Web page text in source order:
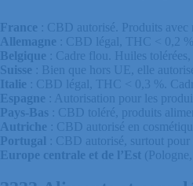
France : CBD autorisé. Produits
Allemagne : CBD légal, THC < 0,2
Belgique : Cadre flou. Huiles
Suisse : Bien que hors UE, elle
Italie : CBD légal, THC < 0,3 %.
Espagne : Autorisation pour les
Pays-Bas : CBD toléré, produits
Autriche : CBD autorisé en
Portugal : CBD autorisé, surtout pour
Europe centrale et de l’Est